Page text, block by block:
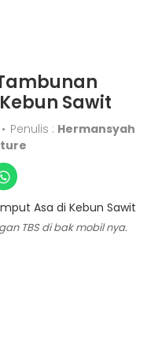
Sawit
• Penulis : Hermansyah
TBS di bak mobil nya.